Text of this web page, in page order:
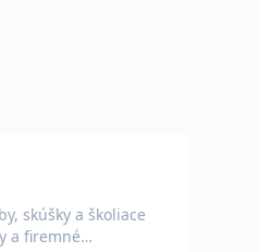
skúšky a školiace
a firemné